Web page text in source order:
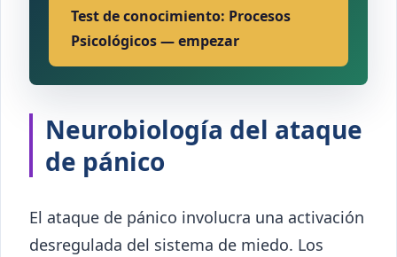
Test de conocimiento: Procesos
Psicológicos — empezar
Neurobiología del ataque
de pánico
El ataque de pánico involucra una activación
desregulada del sistema de miedo. Los